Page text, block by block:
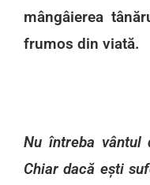
mângâierea
frumos din viată.
Nu întreba vântul
Chiar dacă ești